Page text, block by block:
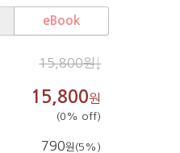
eBook
15,800원↓
15,800원
(0% off)
790원(5%)